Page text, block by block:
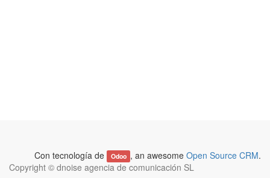
Con tecnología de Odoo , an awesome Open Source CRM.
Copyright © dnoise agencia de comunicación SL